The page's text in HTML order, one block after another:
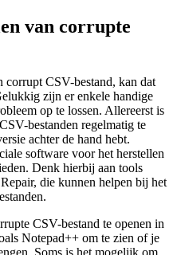
van corrupte
corrupt CSV-bestand, kan dat
zijn er enkele handige
op te lossen. Allereerst is
bestanden regelmatig te
achter de hand hebt.
software voor het herstellen
Denk hierbij aan tools
die kunnen helpen bij het
CSV-bestand te openen in
Notepad++ om te zien of je
Soms is het mogelijk om